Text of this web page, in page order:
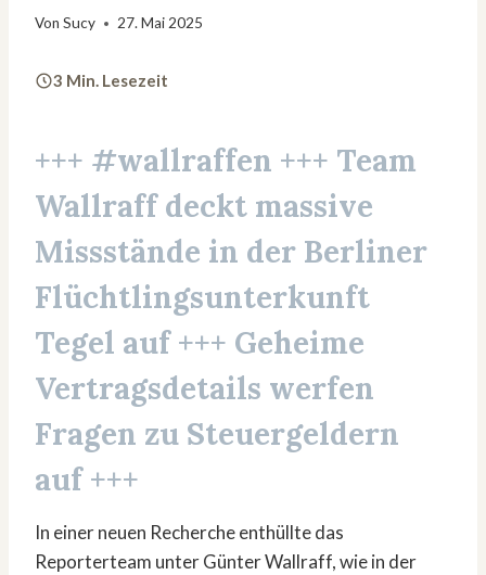
Von Sucy 27. Mai 2025
3 Min. Lesezeit
+++ #wallraffen +++ Team
Wallraff deckt massive
Missstände in der Berliner
Flüchtlingsunterkunft
Tegel auf +++ Geheime
Vertragsdetails werfen
Fragen zu Steuergeldern
auf +++
In einer neuen Recherche enthüllte das
Reporterteam unter Günter Wallraff, wie in der